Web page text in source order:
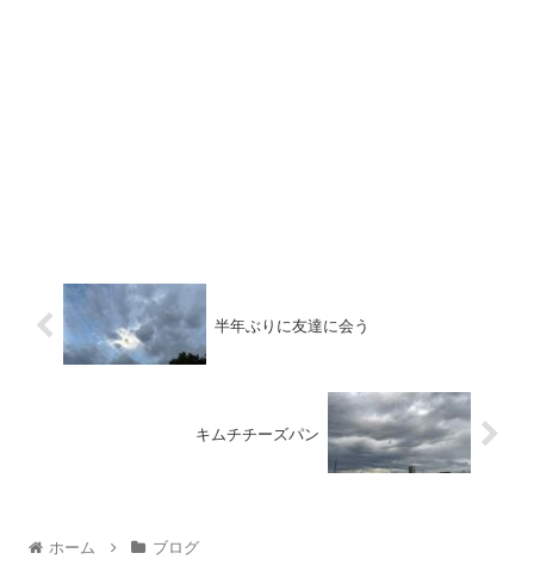
半年ぶりに友達に会う
キムチチーズパン
ホーム ブログ